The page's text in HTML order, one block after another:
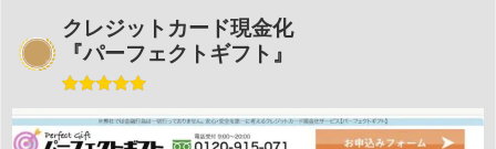
クレジットカード現金化
『パーフェクトギフト』